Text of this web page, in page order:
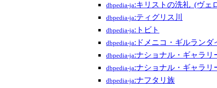
dbpedia-ja:キリストの洗礼_(ヴェ
dbpedia-ja:ティグリス川
dbpedia-ja:トビト
dbpedia-ja:ドメニコ・ギルランダ
dbpedia-ja:ナショナル・ギャラリ
dbpedia-ja:ナショナル・ギャラリ
dbpedia-ja:ナフタリ族